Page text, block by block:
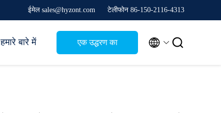
ईमेल sales@hyzont.com टेलीफोन 86-150-2116-4313
हमारे बारे में एक उद्धरण का  